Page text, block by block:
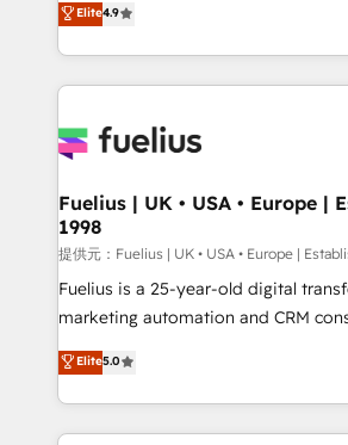
𝗯𝘂𝘀𝗶𝗻𝗲𝘀𝘀' button to get in touch
𝘳𝘦𝘴𝘱𝘰𝘯𝘴𝘪𝘷𝘦)
implement the platform into complex
environments, optimise what
sure you can actually use it, build
for you and execute it on HubSpot. We are on the
framework, meaning we've been
HubSpot and vetted by the CCS,
can support public sector companies
other ones listed in our profile. Our services: -
HubSpot implementation - HubSpot CMS website
is there for you to: - Grow revenue, and run your
business more efficiently - Build stronger
Elite4.9
Fuelius | UK • USA • Europe |
1998
提供元：Fuelius | UK • USA • Europe |
Fuelius is a 25-year-old digital
marketing automation and CRM
enable mid-market and enterprise
maximise their return from digital
growth. We modernise platforms, streamline
operations that are causing
Elite5.0